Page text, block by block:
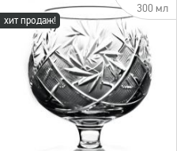
хит продаж!
300 мл